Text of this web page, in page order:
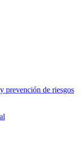
prevención de riesgos